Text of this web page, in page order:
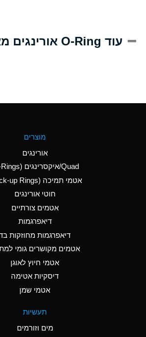
(Aqueous)
Aluminum Nitrate
(Aqueous)
Aluminum Phosphate
Ammonia Anhydrous
A
Ammonia Gas (cold)
A
Ammonia Gas (hot)
עוד O-Ring אורינגים מאותו החומר
מוצרים
אורינגים
Quad/איקסרינגים (X-Rings)
אטמי תמיכה (Back-up Rings)
חוטי אורינגים
אטמים צורתיים
דיאפרגמות
דיאפרגמות מחוזקות
אטמים מקושרים גומי
אטמי חיוץ לאוגן
דיסקיות אטימה
אטמי שמן
תעשיות
מים וזורמים